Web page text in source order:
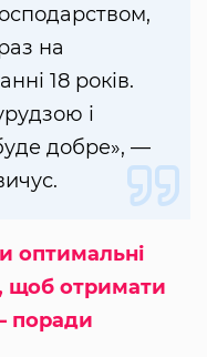
на
18 років.
і
добре», —
оптимальні
щоб отримати
поради